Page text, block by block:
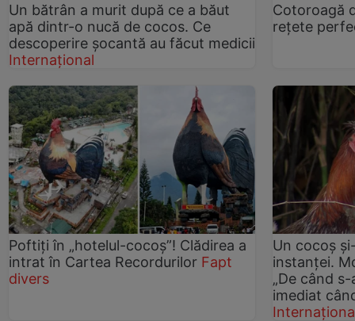
Un bătrân a murit după ce a băut
apă dintr-o nucă de cocos. Ce
descoperire șocantă au făcut medicii
Internațional
Cotoroagă
rețete
Poftiți în „hotelul-cocoș”! Clădirea a
intrat în Cartea Recordurilor Fapt
divers
Un cocoș
instanței.
„De când
imediat